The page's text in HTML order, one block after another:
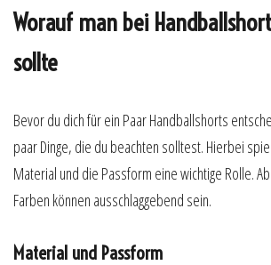
Worauf man bei
sollte
Bevor du dich für ein Paar Handballshorts
paar Dinge, die du beachten solltest. Hierbei
Material und die Passform eine wichtige Rolle.
Farben können ausschlaggebend sein.
Material und Passform